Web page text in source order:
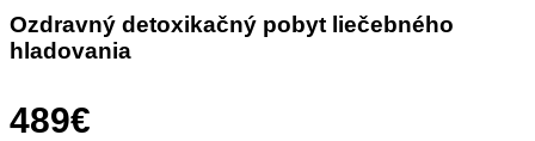
Ozdravný detoxikačný pobyt liečebného
hladovania
489€